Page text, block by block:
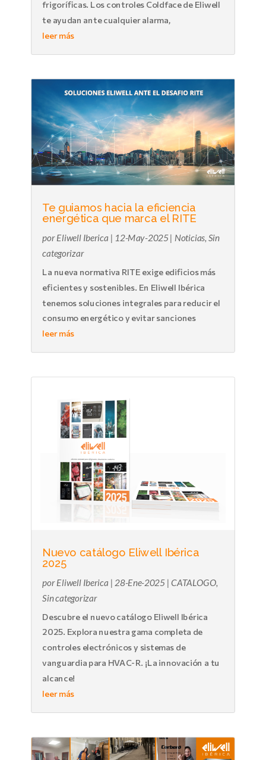
frigoríficas. Los controles Coldface de Eliwell
te ayudan ante cualquier alarma,
leer más
Te guiamos hacia la eficiencia
energética que marca el RITE
porEliwell Iberica | 12-May-2025| Noticias, Sin
categorizar
La nueva normativa RITE exige edificios más
eficientes y sostenibles. En Eliwell Ibérica
tenemos soluciones integrales para reducir el
consumo energético y evitar sanciones
leer más
Nuevo catálogo Eliwell Ibérica
2025
porEliwell Iberica | 28-Ene-2025|CATALOGO,
Sin categorizar
Descubre el nuevo catálogo Eliwell Ibérica
2025. Explora nuestra gama completa de
controles electrónicos y sistemas de
vanguardia para HVAC-R. ¡La innovación a tu
alcance!
leer más